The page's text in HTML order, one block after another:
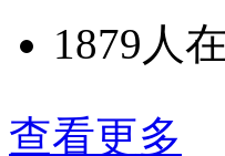
1879人
查看更多